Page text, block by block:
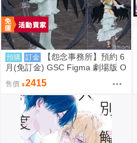
預購 訂金
【怨念事務所】預約 6
月(免訂金) GSC Figma 劇場版 O
VERLORD 聖王國篇 雅兒貝德 0
913
售價 2415